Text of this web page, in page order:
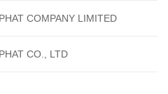
COMPANY LIMITED
CO., LTD